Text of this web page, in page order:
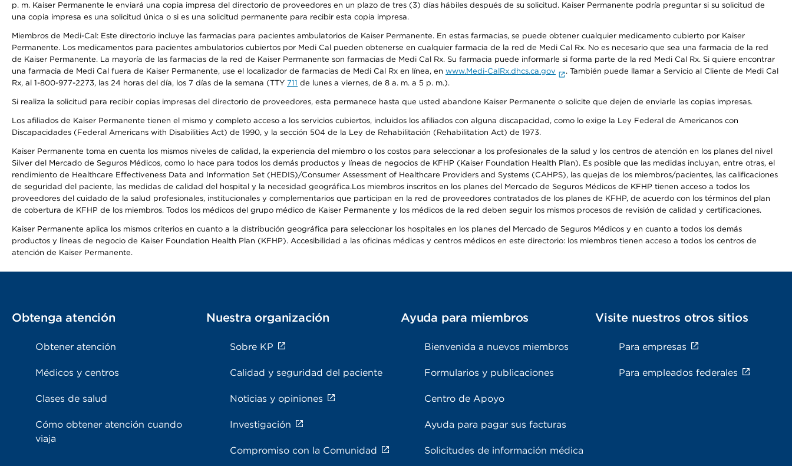
p. m. Kaiser Permanente le enviará una copia impresa del directorio de proveedores en un plazo de tres (3) días hábiles después de su solicitud. Kaiser Permanente podría preguntar si su solicitud de
una copia impresa es una solicitud única o si es una solicitud permanente para recibir esta copia impresa.
Miembros de Medi-Cal: Este directorio incluye las farmacias para pacientes ambulatorios de Kaiser Permanente. En estas farmacias, se puede obtener cualquier medicamento cubierto por Kaiser
Permanente. Los medicamentos para pacientes ambulatorios cubiertos por Medi Cal pueden obtenerse en cualquier farmacia de la red de Medi Cal Rx. No es necesario que sea una farmacia de la red
de Kaiser Permanente. La mayoría de las farmacias de la red de Kaiser Permanente son farmacias de Medi Cal Rx. Su farmacia puede informarle si forma parte de la red Medi Cal Rx. Si quiere encontrar
una farmacia de Medi Cal fuera de Kaiser Permanente, use el localizador de farmacias de Medi Cal Rx en línea, en www.Medi-CalRx.dhcs.ca.gov
. También puede llamar a Servicio al Cliente de Medi Cal
Rx, al 1-800-977-2273, las 24 horas del día, los 7 días de la semana (TTY 711 de lunes a viernes, de 8 a. m. a 5 p. m.).
Si realiza la solicitud para recibir copias impresas del directorio de proveedores, esta permanece hasta que usted abandone Kaiser Permanente o solicite que dejen de enviarle las copias impresas.
Los afiliados de Kaiser Permanente tienen el mismo y completo acceso a los servicios cubiertos, incluidos los afiliados con alguna discapacidad, como lo exige la Ley Federal de Americanos con
Discapacidades (Federal Americans with Disabilities Act) de 1990, y la sección 504 de la Ley de Rehabilitación (Rehabilitation Act) de 1973.
Kaiser Permanente toma en cuenta los mismos niveles de calidad, la experiencia del miembro o los costos para seleccionar a los profesionales de la salud y los centros de atención en los planes del nivel
Silver del Mercado de Seguros Médicos, como lo hace para todos los demás productos y líneas de negocios de KFHP (Kaiser Foundation Health Plan). Es posible que las medidas incluyan, entre otras, el
rendimiento de Healthcare Effectiveness Data and Information Set (HEDIS)/Consumer Assessment of Healthcare Providers and Systems (CAHPS), las quejas de los miembros/pacientes, las calificaciones
de seguridad del paciente, las medidas de calidad del hospital y la necesidad geográfica.Los miembros inscritos en los planes del Mercado de Seguros Médicos de KFHP tienen acceso a todos los
proveedores del cuidado de la salud profesionales, institucionales y complementarios que participan en la red de proveedores contratados de los planes de KFHP, de acuerdo con los términos del plan
de cobertura de KFHP de los miembros. Todos los médicos del grupo médico de Kaiser Permanente y los médicos de la red deben seguir los mismos procesos de revisión de calidad y certificaciones.
Kaiser Permanente aplica los mismos criterios en cuanto a la distribución geográfica para seleccionar los hospitales en los planes del Mercado de Seguros Médicos y en cuanto a todos los demás
productos y líneas de negocio de Kaiser Foundation Health Plan (KFHP). Accesibilidad a las oficinas médicas y centros médicos en este directorio: los miembros tienen acceso a todos los centros de
atención de Kaiser Permanente.
Obtenga atención
Obtener atención
Médicos y centros
Clases de salud
Cómo obtener atención cuando
viaja
Nuestra organización
Sobre KP
Calidad y seguridad del paciente
Noticias y opiniones
Investigación
Compromiso con la Comunidad
Ayuda para miembros
Bienvenida a nuevos miembros
Formularios y publicaciones
Centro de Apoyo
Ayuda para pagar sus facturas
Solicitudes de información médica
Visite nuestros otros sitios
Para empresas
Para empleados federales